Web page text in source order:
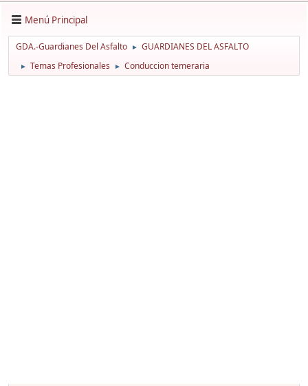
Menú Principal
GDA.-Guardianes Del Asfalto ► GUARDIANES DEL ASFALTO
► Temas Profesionales ► Conduccion temeraria